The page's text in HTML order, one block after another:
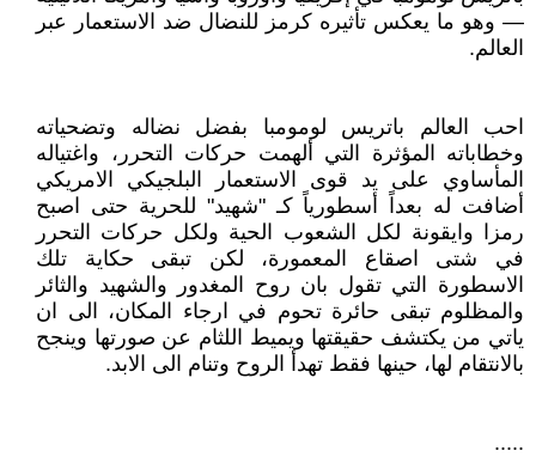
— وهو ما يعكس تأثيره كرمز للنضال ضد الاستعمار عبر
العالم.
احب العالم باتريس لومومبا بفضل نضاله وتضحياته
وخطاباته المؤثرة التي ألهمت حركات التحرر، واغتياله
المأساوي على يد قوى الاستعمار البلجيكي الامريكي
أضافت له بعداً أسطورياً كـ "شهيد" للحرية حتى اصبح
رمزا وايقونة لكل الشعوب الحية ولكل حركات التحرر
في شتى اصقاع المعمورة، لكن تبقى حكاية تلك
الاسطورة التي تقول بان روح المغدور والشهيد والثائر
والمظلوم تبقى حائرة تحوم في ارجاء المكان، الى ان
ياتي من يكتشف حقيقتها ويميط اللثام عن صورتها وينجح
بالانتقام لها، حينها فقط تهدأ الروح وتنام الى الابد.
.....